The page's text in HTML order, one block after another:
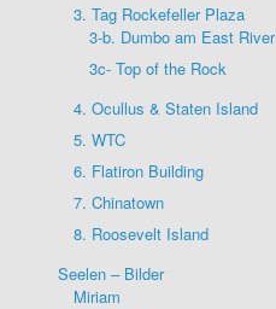
3. Tag Rockefeller Plaza
3-b. Dumbo am East River
3c- Top of the Rock
4. Ocullus & Staten Island
5. WTC
6. Flatiron Building
7. Chinatown
8. Roosevelt Island
Seelen – Bilder
Miriam